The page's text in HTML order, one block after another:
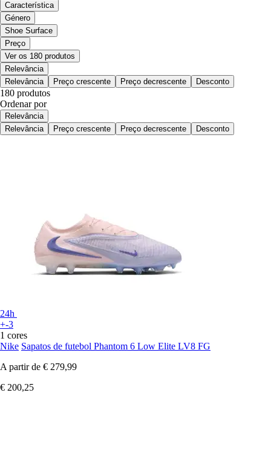
Característica
Género
Shoe Surface
Preço
Ver os 180 produtos
Relevância
Relevância
Preço crescente Preço decrescente Desconto
180 produtos
Ordenar por
Relevância
Relevância
Preço crescente Preço decrescente Desconto
24h
+-3
1 cores
Nike Sapatos de futebol Phantom 6 Low Elite LV8 FG
A partir de € 279,99
€ 200,25